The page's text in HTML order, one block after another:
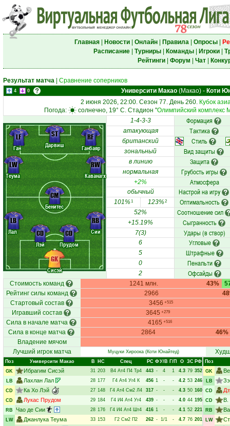
Главная| Новости| Онлайн| Правила| Опросы|
Расписание| Турниры| Команды| Игроки|
Рейтинги| Форум Чат|
Результат матча Сравнение соперников
4 0 Университи Макао(Макао)- Коти
2 июня 2026, 22:00. Сезон 77. День 260. Кубок
Погода:
солнечно, 19° C. Стадион "Олимпийский комплекс
Сисэй
Лал
Лэй
Прудом
Сии
Теума
Бенитес
Каванагх
Ган Дарвиш Ганбаяр
GK
LB
CD
CD
RB
LW
CM
RW
LF ST RF
1-4-3-3 Формация
атакующая Тактика
британский Стиль
зональный Вид защиты
в линию Защита
нормальная Грубость игры
+2% Атмосфера
обычный Настрой на игру
101%1 123%2 Оптимальность
52% Соотношение сил
+15.19% Сыгранность
7(3) Удары (в створ)
6 Угловые
5 Штрафные
0 Пенальти
2 Офсайды
Стоимость команд 1241 млн. 43%
Рейтинг силы команд
2966
Стартовый состав
3456 +515
Игравший состав 3645 +279
Сила в начале матча 4165 +516
Сила в конце матча 2864
46%
Владение мячом
Лучший игрок матча
Муцуки Хироока(Коти Юнайтед)
Поз Университи Макао В НC Спец РC ФУ/В Г/П О ЗС РФ
GK
Ибрагим Сисэй 31 203 В4 Ат4 П4 Тр4 443 - 4 1 4.3 79 352
LB
Лахлан Лал 28 177 Г4 Ат4 Уг4 К 456 1 - - 4.2 53 246
CD
Ка Хо Лэй 27 148 Г4 Ат4 См2 Л4 317 - - - 4.3 50 160
CD
Лукас Прудом 29 184 Г4 И4 Ат4 Уг4 439 - - - 4.0 44 195
RB
Чао де Сии 28 176 Г4 И4 Ат4 Шт4 416 1 - - 4.1 52 221
LW
Джанлука Теума 33 153 Г2 См2 П2 262 - 1/1 - 4.7 76 201
Поз
GK
LB
CD
CD В.
RB
LW